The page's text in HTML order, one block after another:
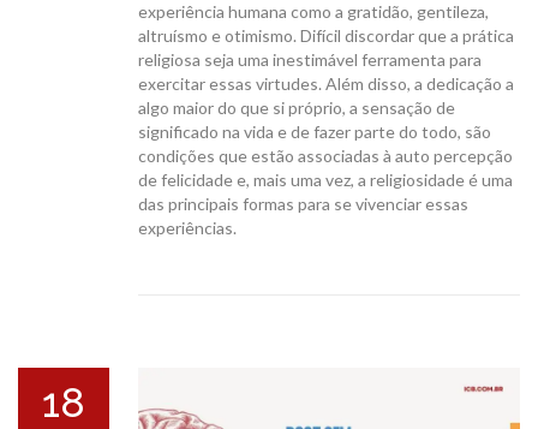
experiência humana como a gratidão, gentileza,
altruísmo e otimismo. Difícil discordar que a prática
religiosa seja uma inestimável ferramenta para
exercitar essas virtudes. Além disso, a dedicação a
algo maior do que si próprio, a sensação de
significado na vida e de fazer parte do todo, são
condições que estão associadas à auto percepção
de felicidade e, mais uma vez, a religiosidade é uma
das principais formas para se vivenciar essas
experiências.
18